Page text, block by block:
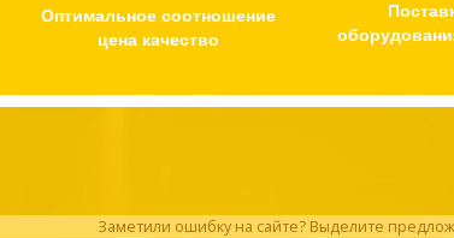
Оптимальное соотношение
цена качество
Заметили ошибку на сайте? Выделите